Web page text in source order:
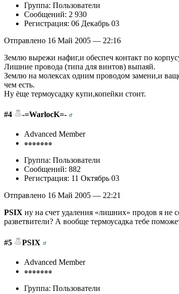
Группа: Пользователи
Сообщений: 2 930
Регистрация: 06 Декабрь 03
Отправлено 16 Май 2005 — 22:16
Землю вырежи нафиг,и обеспеч контакт по
Лишние провода (типа для винтов) выпаяй.
Землю на молексах одним проводом замени,и
чем есть.
Ну ёще термоусадку купи,копейки стоит.
#4 -=WarlocK=-
Advanced Member
Группа: Пользователи
Сообщений: 882
Регистрация: 11 Октябрь 03
Отправлено 16 Май 2005 — 22:21
PSIX ну на счет удаления «лишних» продов я не
разветвители? А вообще термоусадка тебе
#5 PSIX
Advanced Member
Группа: Пользователи